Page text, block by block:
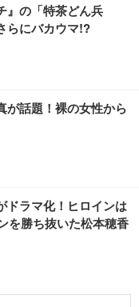
』の「特茶どん兵
らにバカウマ!?
が話題！裸の女性から
ドラマ化！ヒロインは
を勝ち抜いた松本穂香